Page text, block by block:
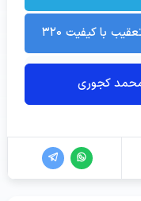
با کیفیت ۳۲۰
کجوری